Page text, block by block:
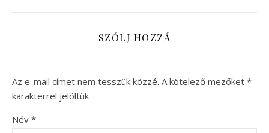
SZÓLJ HOZZÁ
Az e-mail címet nem tesszük közzé. A kötelező mezőket *
karakterrel jelöltük
Név *